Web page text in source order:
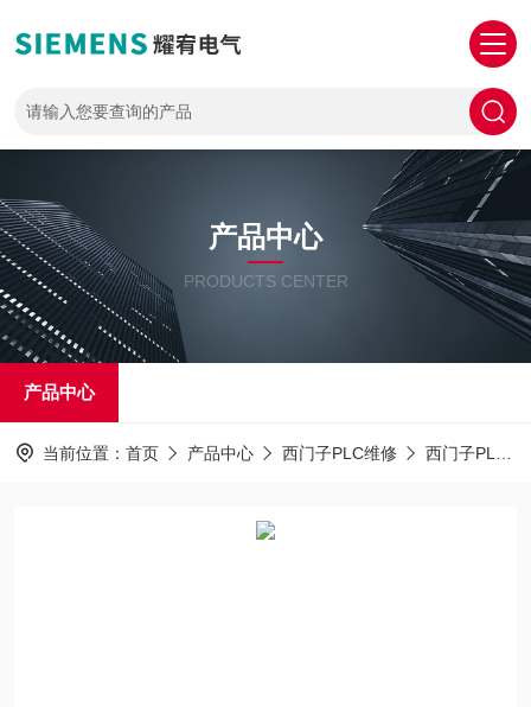
产品中心
PRODUCTS CENTER
产品中心
当前位置： 首页 产品中心 西门子PLC维修 西门子PLC1500维修解密